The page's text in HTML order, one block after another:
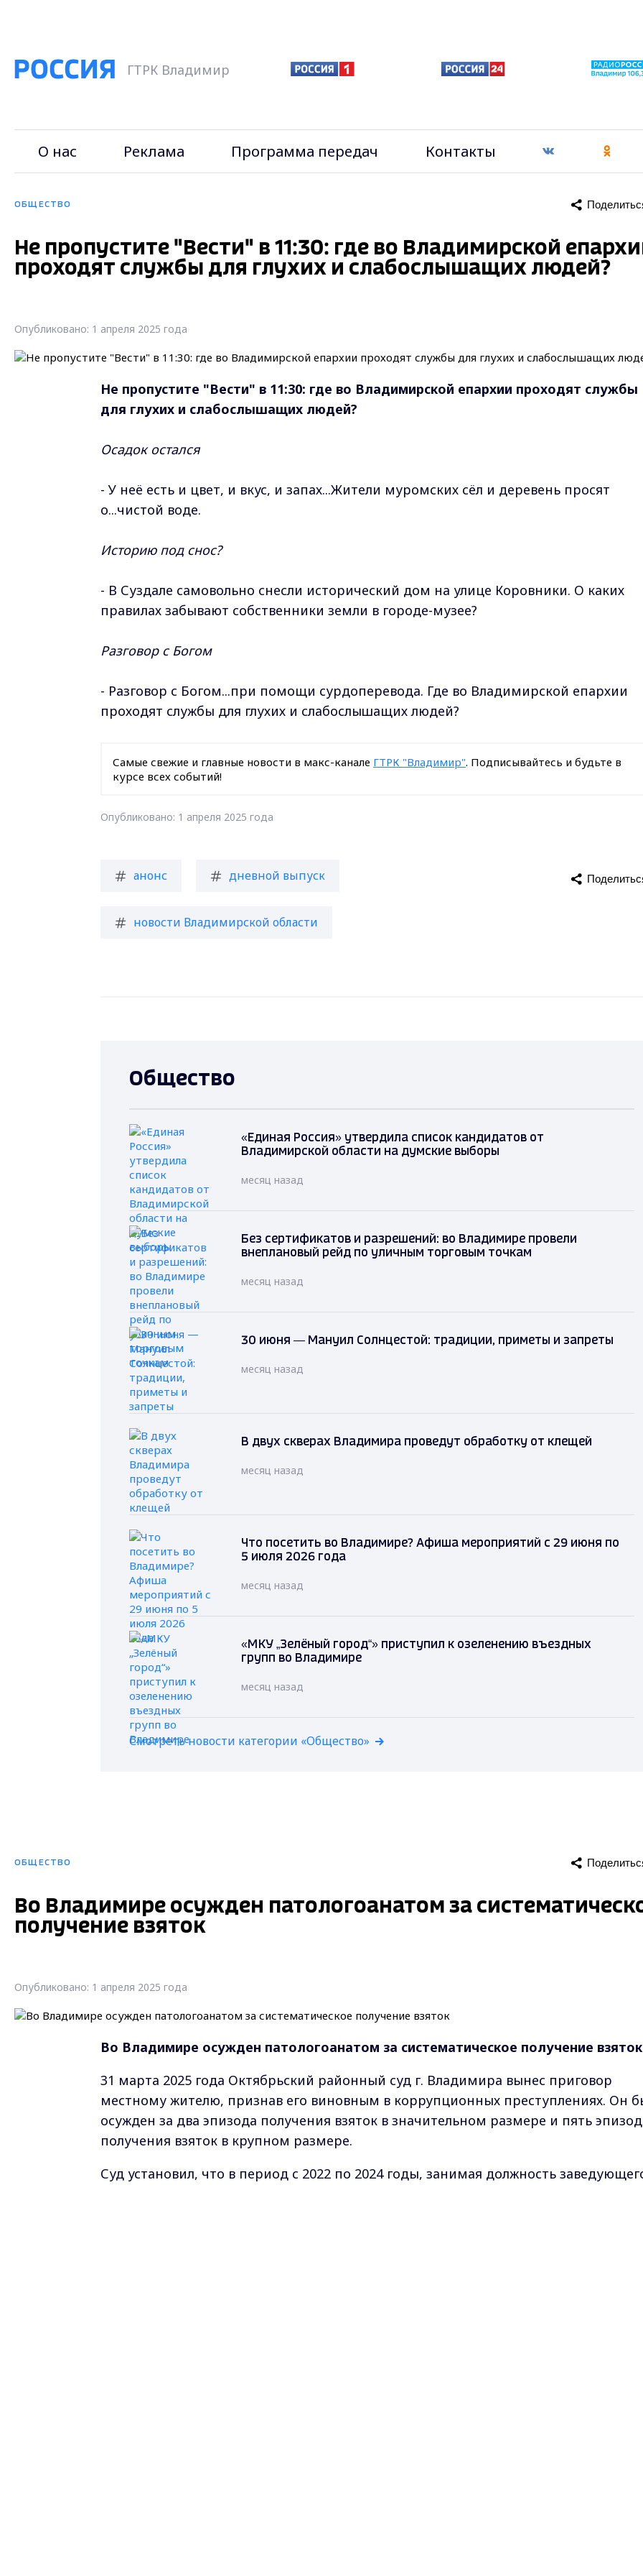
ГТРК Владимир
О нас Реклама Программа передач Контакты
ОБЩЕСТВО
Не пропустите "Вести" в 11:30: где во Владимирской
проходят службы для глухих и слабослышащих людей?
Опубликовано: 1 апреля 2025 года
Не пропустите "Вести" в 11:30: где во Владимирской епархии проходят службы
для глухих и слабослышащих людей?
Осадок остался
- У неё есть и цвет, и вкус, и запах...Жители муромских сёл и деревень просят
о...чистой воде.
Историю под снос?
- В Суздале самовольно снесли исторический дом на улице Коровники. О каких
правилах забывают собственники земли в городе-музее?
Разговор с Богом
- Разговор с Богом...при помощи сурдоперевода. Где во Владимирской епархии
проходят службы для глухих и слабослышащих людей?
Самые свежие и главные новости в макс-канале ГТРК "Владимир". Подписывайтесь и будьте в
курсе всех событий!
Опубликовано: 1 апреля 2025 года
анонс дневной выпуск
новости Владимирской области
Общество
«Единая Россия» утвердила список кандидатов от
Владимирской области на думские выборы
месяц назад
Без сертификатов и разрешений: во Владимире провели
внеплановый рейд по уличным торговым точкам
месяц назад
30 июня — Мануил Солнцестой: традиции, приметы и запреты
месяц назад
В двух скверах Владимира проведут обработку от клещей
месяц назад
Что посетить во Владимире? Афиша мероприятий с 29 июня по
5 июля 2026 года
месяц назад
«МКУ „Зелёный город“» приступил к озеленению въездных
групп во Владимире
месяц назад
Смотреть новости категории «Общество»
ОБЩЕСТВО
Во Владимире осужден патологоанатом за
получение взяток
Опубликовано: 1 апреля 2025 года
Во Владимире осужден патологоанатом за систематическое получение взяток
31 марта 2025 года Октябрьский районный суд г. Владимира вынес приговор
местному жителю, признав его виновным в коррупционных преступлениях. Он
осужден за два эпизода получения взяток в значительном размере и пять
получения взяток в крупном размере.
Суд установил, что в период с 2022 по 2024 годы, занимая должность